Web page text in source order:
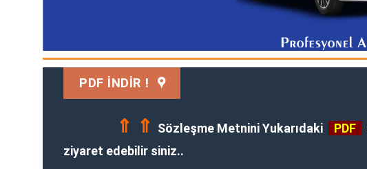
PDF İNDİR !
⇑ ⇑ Sözleşme Metnini Yukarıdaki PDF
ziyaret edebilir siniz..